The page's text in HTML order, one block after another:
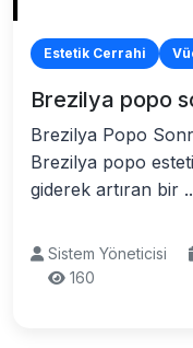
Estetik Cerrahi
Brezilya popo
Brezilya Popo
Brezilya popo
giderek artıran bir
Sistem Yöneticisi
160